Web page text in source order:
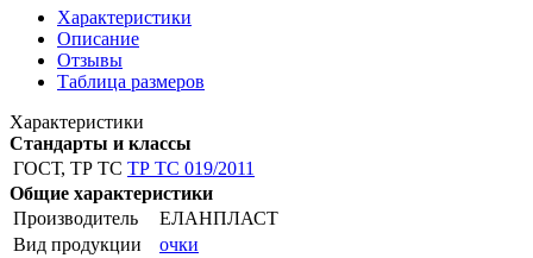
Характеристики
Описание
Отзывы
Таблица размеров
Характеристики
Стандарты и классы
ГОСТ, ТР ТС ТР ТС 019/2011
Общие характеристики
Производитель
ЕЛАНПЛАСТ
Вид продукции
очки